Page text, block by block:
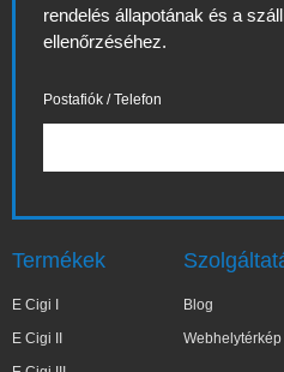
rendelés állapotának és a
ellenőrzéséhez.
Postafiók / Telefon
Termékek
E Cigi I
E Cigi II
Blog
Webhelytérkép